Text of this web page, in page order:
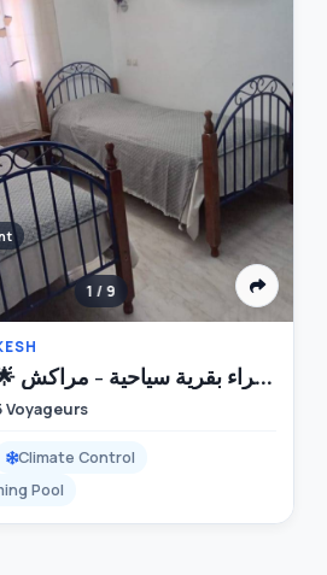
1 / 9
🌟 شقة للكراء بقرية سياحية - مراكش 🌟 700
Voyageurs
Climate Control
Pool